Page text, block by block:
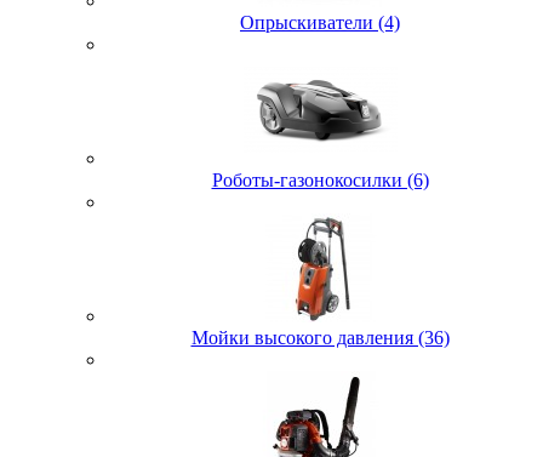
Опрыскиватели (4)
Роботы-газонокосилки (6)
Мойки высокого давления (36)